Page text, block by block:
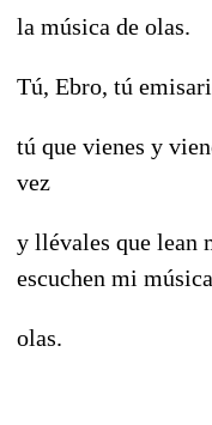
la música de olas.
Tú, Ebro, tú
tú que vienes y
vez
y llévales que lean
escuchen mi
olas.